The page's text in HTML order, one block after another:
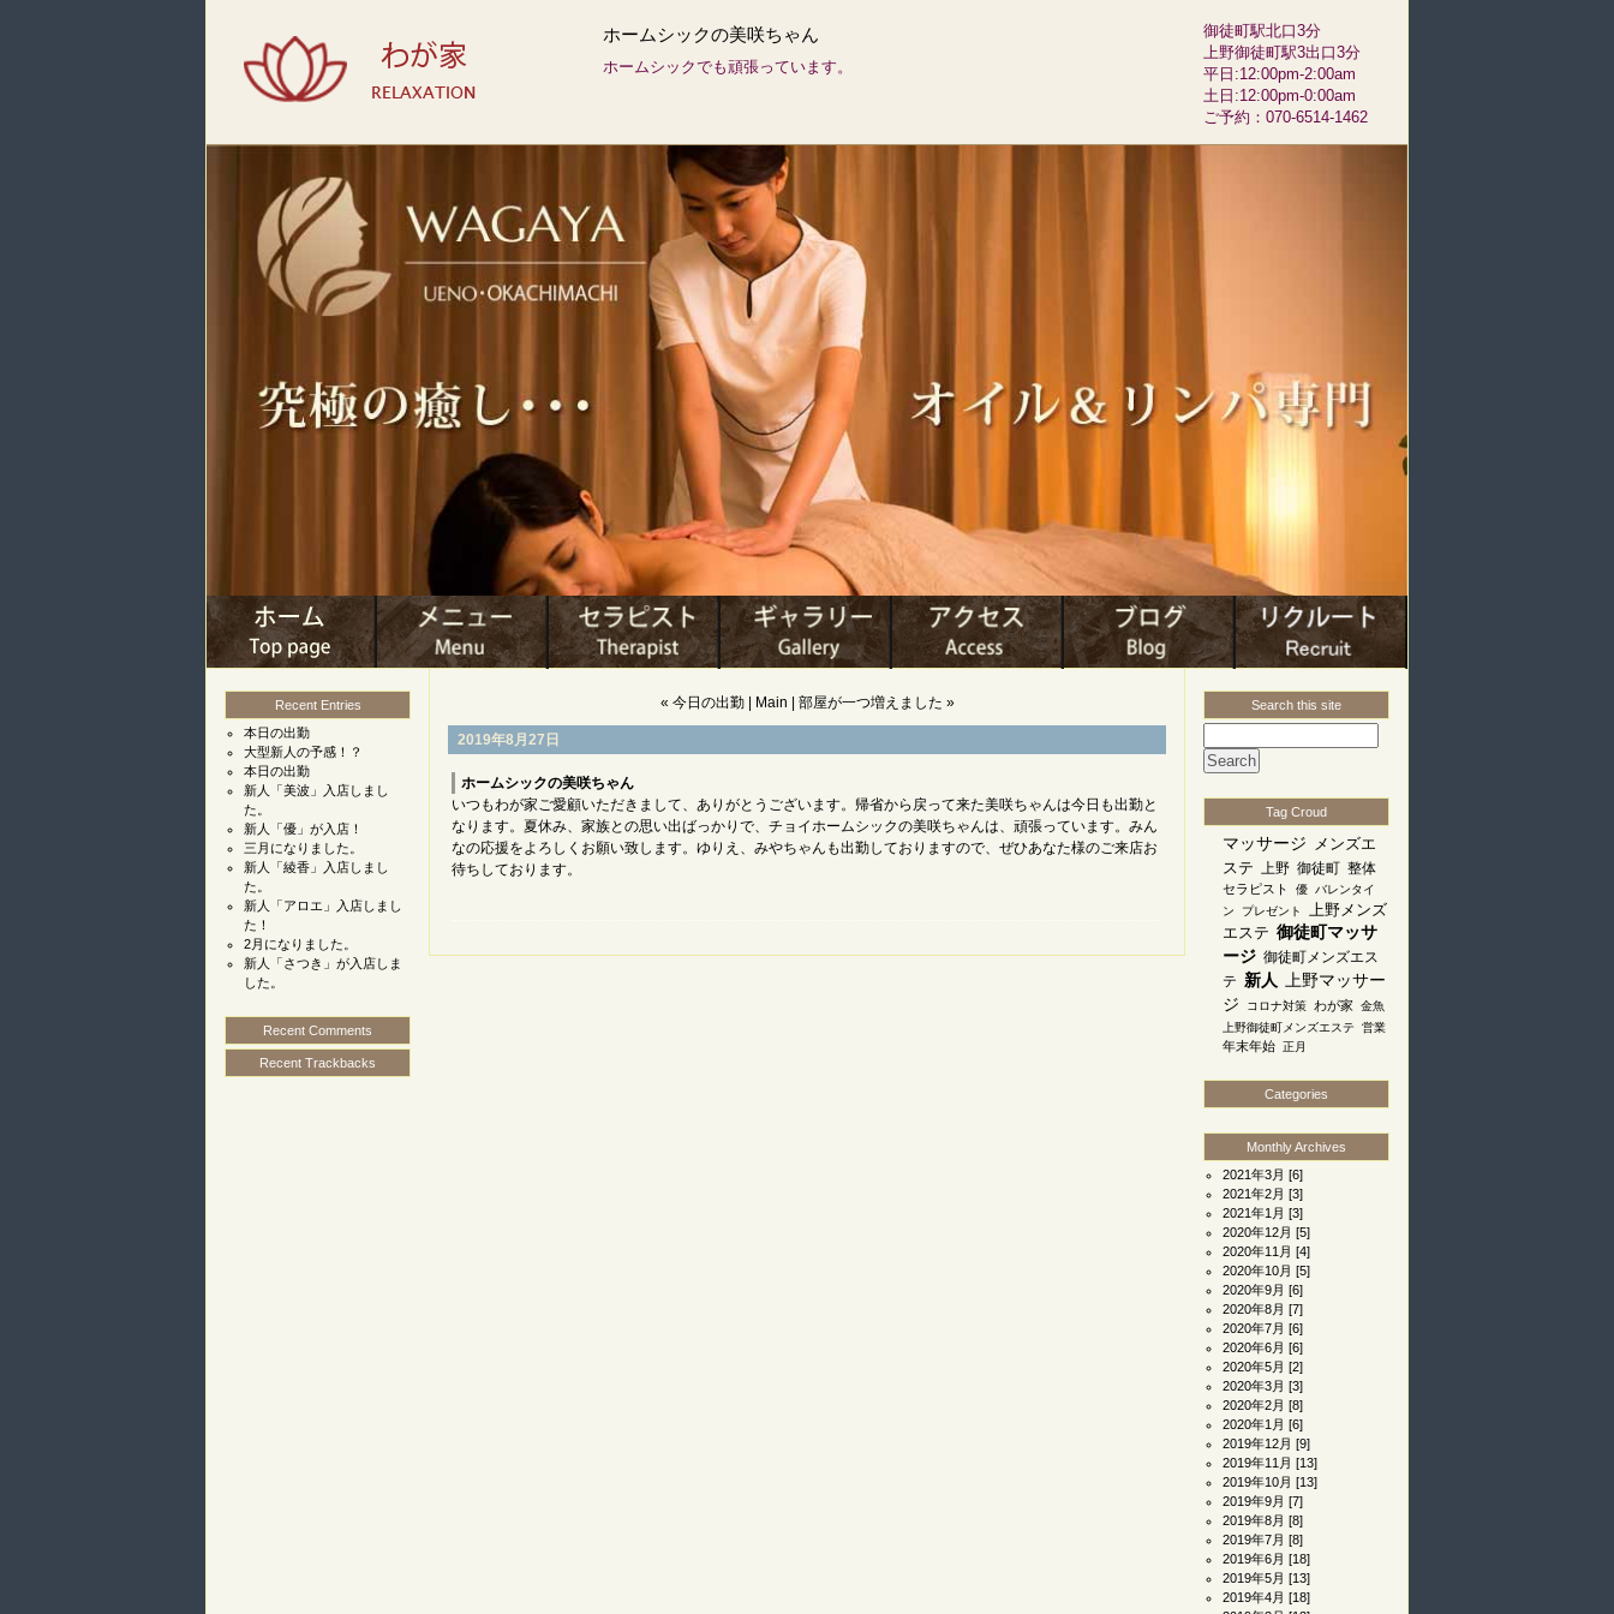
ホームシックの美咲ちゃん
ホームシックでも頑張っています。
御徒町駅北口3分
上野御徒町駅3出口3分
平日:12:00pm-2:00am
土日:12:00pm-0:00am
ご予約：070-6514-1462
« 今日の出勤| Main 部屋が一つ増えました »
2019年8月27日
ホームシックの美咲ちゃん
いつもわが家ご愛顧いただきまして、ありがとうございます。帰省から戻って来た美咲ちゃんは今日も出勤と
なります。夏休み、家族との思い出ばっかりで、チョイホームシックの美咲ちゃんは、頑張っています。みん
なの応援をよろしくお願い致します。ゆりえ、みやちゃんも出勤しておりますので、ぜひあなた様のご来店お
待ちしております。
Recent Entries
本日の出勤
大型新人の予感！？
本日の出勤
新人「美波」入店しまし
た。
新人「優」が入店！
三月になりました。
新人「綾香」入店しまし
た。
新人「アロエ」入店しまし
た！
2月になりました。
新人「さつき」が入店しま
した。
Recent Comments
Recent Trackbacks
Search this site
Tag Croud
マッサージ メンズエ
ステ 上野 御徒町 整体
セラピスト 優
バレンタイ
ン
プレゼント
上野メンズ
エステ 御徒町マッサ
ージ 御徒町メンズエス
テ 新人 上野マッサー
ジ
コロナ対策 わが家
金魚
上野御徒町メンズエステ
営業
年末年始 正月
Categories
Monthly Archives
2021年3月 [6]
2021年2月 [3]
2021年1月 [3]
2020年12月 [5]
2020年11月 [4]
2020年10月 [5]
2020年9月 [6]
2020年8月 [7]
2020年7月 [6]
2020年6月 [6]
2020年5月 [2]
2020年3月 [3]
2020年2月 [8]
2020年1月 [6]
2019年12月 [9]
2019年11月 [13]
2019年10月 [13]
2019年9月 [7]
2019年8月 [8]
2019年7月 [8]
2019年6月 [18]
2019年5月 [13]
2019年4月 [18]